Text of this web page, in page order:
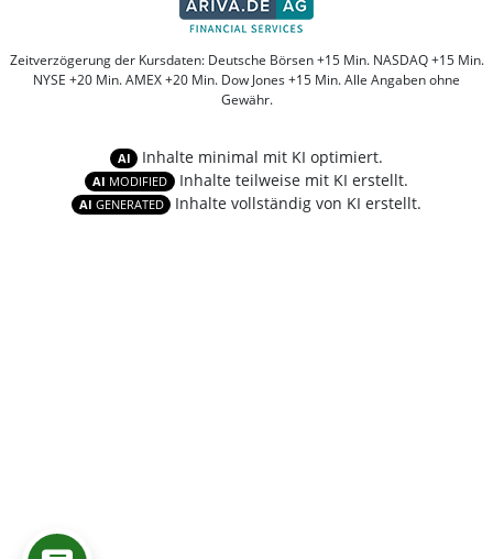
Zeitverzögerung der Kursdaten: Deutsche Börsen +15 Min. NASDAQ +15 Min.
NYSE +20 Min. AMEX +20 Min. Dow Jones +15 Min. Alle Angaben ohne
Gewähr.
AI Inhalte minimal mit KI optimiert.
AI MODIFIED Inhalte teilweise mit KI erstellt.
AI GENERATED Inhalte vollständig von KI erstellt.